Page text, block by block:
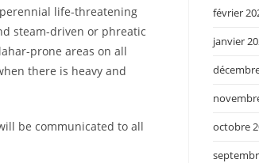
life-threatening
steam-driven or phreatic
prone areas on all
there is heavy and
be communicated to all
février
janvier
octobre